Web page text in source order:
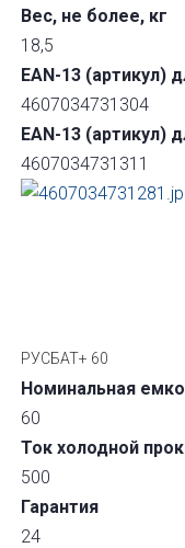
Вес, не более, кг
18,5
EAN-13 (артикул)
4607034731304
EAN-13 (артикул)
4607034731311
РУСБАТ+ 60
Номинальная
60
Ток холодной
500
Гарантия
24